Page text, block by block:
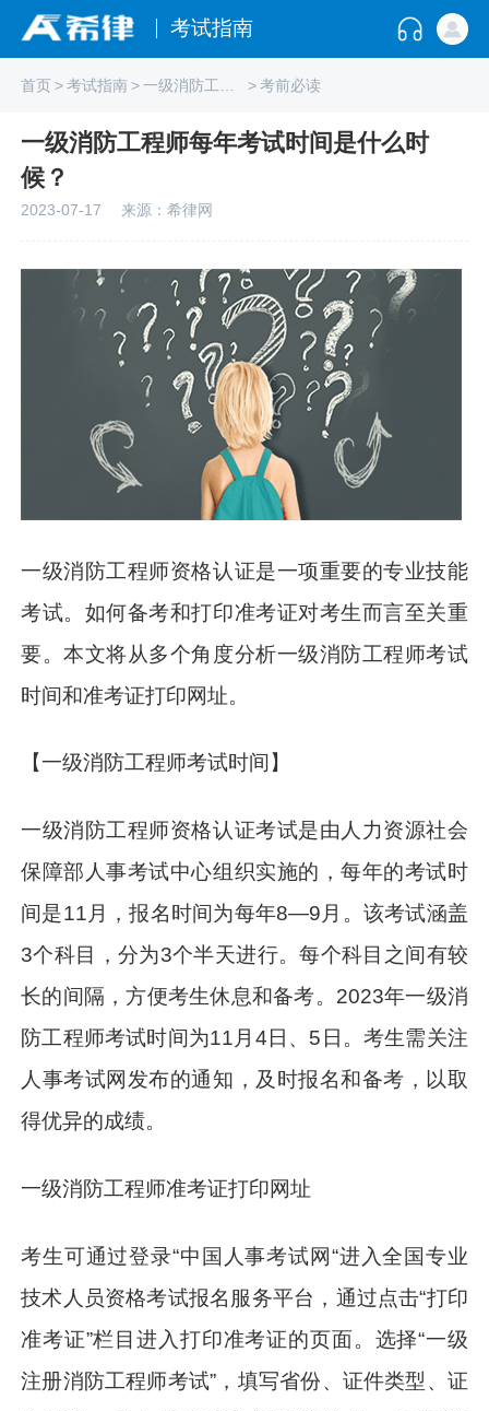
考试指南
首页>考试指南> > 考前必读
一级消防工程师每年考试时间是什么时
候？
2023-07-17 来源：希律网
一级消防工程师资格认证是一项重要的专业技能
考试。如何备考和打印准考证对考生而言至关重
要。本文将从多个角度分析一级消防工程师考试
时间和准考证打印网址。
【一级消防工程师考试时间】
一级消防工程师资格认证考试是由人力资源社会
保障部人事考试中心组织实施的，每年的考试时
间是11月，报名时间为每年8—9月。该考试涵盖
3个科目，分为3个半天进行。每个科目之间有较
长的间隔，方便考生休息和备考。2023年一级消
防工程师考试时间为11月4日、5日。考生需关注
人事考试网发布的通知，及时报名和备考，以取
得优异的成绩。
一级消防工程师准考证打印网址
考生可通过登录“中国人事考试网“进入全国专业
技术人员资格考试报名服务平台，通过点击“打印
准考证”栏目进入打印准考证的页面。选择“一级
注册消防工程师考试”，填写省份、证件类型、证